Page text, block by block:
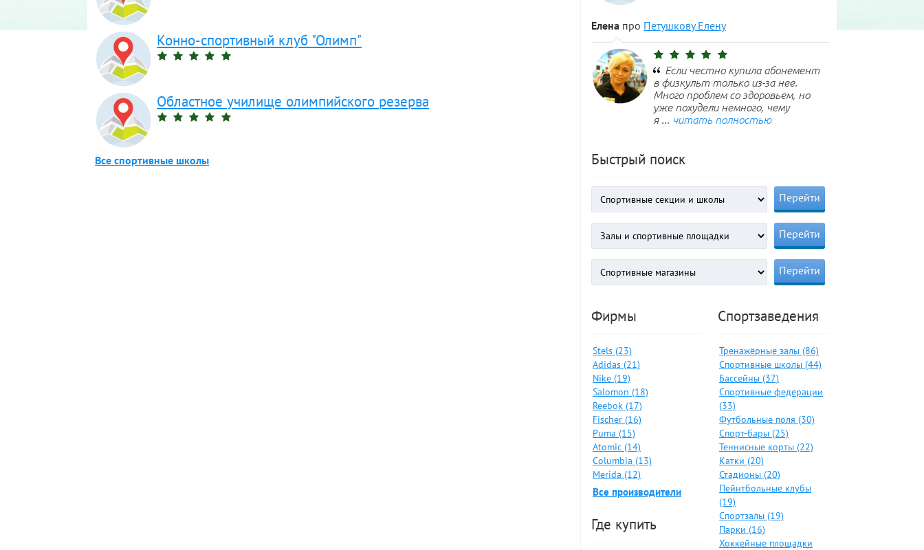
Конно-спортивный клуб "Олимп"
Областное училище олимпийского резерва
Все спортивные школы
Елена про Петушкову Елену
Если честно купила абонемент
в физкульт только из-за нее.
Много проблем со здоровьем, но
уже похудели немного, чему
я ... читать полностью
Быстрый поиск
Фирмы
Stels (23)
Adidas (21)
Nike (19)
Salomon (18)
Reebok (17)
Fischer (16)
Puma (15)
Atomic (14)
Columbia (13)
Merida (12)
Все производители
Где купить
Спортзаведения
Тренажёрные залы (86)
Спортивные школы (44)
Бассейны (37)
Спортивные федерации
(33)
Футбольные поля (30)
Спорт-бары (25)
Теннисные корты (22)
Катки (20)
Стадионы (20)
Пейнтбольные клубы
(19)
Спортзалы (19)
Парки (16)
Хоккейные площадки